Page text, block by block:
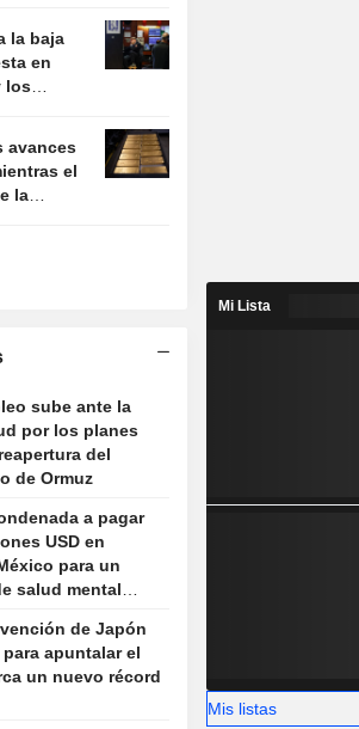
la baja
en
los
avances
el
la
sube ante la
por los planes
del
de Ormuz
a pagar
USD en
para un
salud mental
de Japón
apuntalar el
un nuevo récord
Mi Lista
Mis listas